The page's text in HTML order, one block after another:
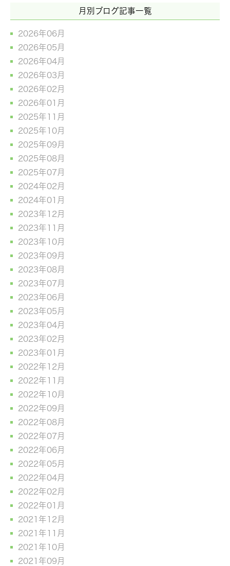
月別ブログ記事一覧
2026年06月
2026年05月
2026年04月
2026年03月
2026年02月
2026年01月
2025年11月
2025年10月
2025年09月
2025年08月
2025年07月
2024年02月
2024年01月
2023年12月
2023年11月
2023年10月
2023年09月
2023年08月
2023年07月
2023年06月
2023年05月
2023年04月
2023年02月
2023年01月
2022年12月
2022年11月
2022年10月
2022年09月
2022年08月
2022年07月
2022年06月
2022年05月
2022年04月
2022年02月
2022年01月
2021年12月
2021年11月
2021年10月
2021年09月